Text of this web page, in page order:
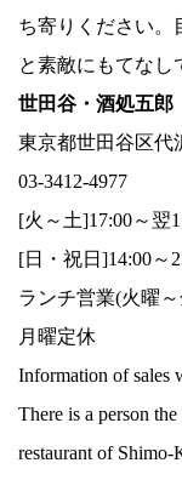
ち寄りください。
と素敵にもてなし
世田谷・酒処五郎
東京都世田谷区代
03-3412-4977
[火～土]17:00～翌
[日・祝日]14:00～
ランチ営業(火曜
月曜定休
Information of sales
There is a person
restaurant of